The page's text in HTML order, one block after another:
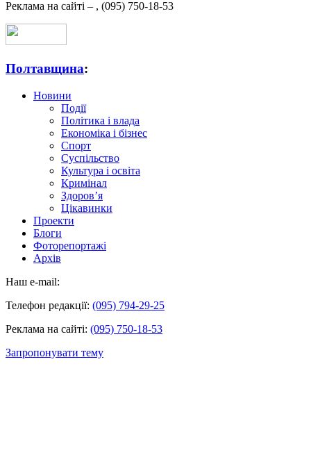
Реклама на сайті – , (095) 750-18-53
Полтавщина:
Новини
Події
Політика і влада
Економіка і бізнес
Спорт
Суспільство
Культура і освіта
Кримінал
Здоров’я
Цікавинки
Проекти
Блоги
Фоторепортажі
Архів
Наш e-mail:
Телефон редакції: (095) 794-29-25
Реклама на сайті: (095) 750-18-53
Запропонувати тему